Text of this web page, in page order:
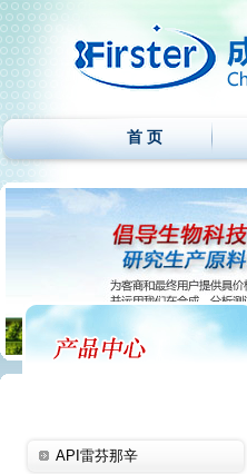
首 页
API雷芬那辛